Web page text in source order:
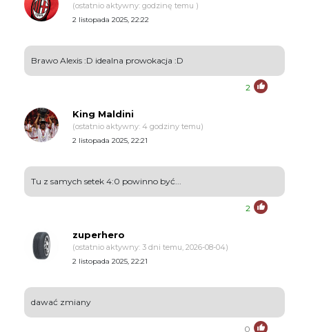
(ostatnio aktywny: godzinę temu )
2 listopada 2025, 22:22
Brawo Alexis :D idealna prowokacja :D
2
King Maldini
(ostatnio aktywny: 4 godziny temu)
2 listopada 2025, 22:21
Tu z samych setek 4:0 powinno być...
2
zuperhero
(ostatnio aktywny: 3 dni temu, 2026-08-04)
2 listopada 2025, 22:21
dawać zmiany
0